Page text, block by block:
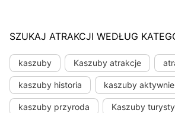
SZUKAJ ATRAKCJI WEDŁUG
kaszuby Kaszuby atrakcje
kaszuby historia kaszuby aktywnie
kaszuby przyroda Kaszuby